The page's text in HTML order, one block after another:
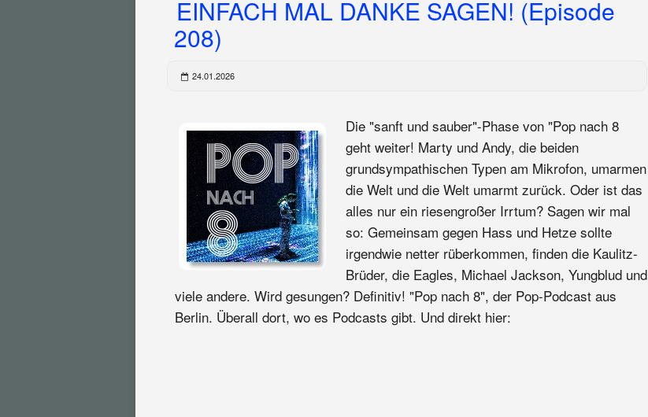
EINFACH MAL DANKE SAGEN! (Episode
208)
24.01.2026
Die "sanft und sauber"-Phase von "Pop nach 8
geht weiter! Marty und Andy, die beiden
grundsympathischen Typen am Mikrofon, umarmen
die Welt und die Welt umarmt zurück. Oder ist das
alles nur ein riesengroßer Irrtum? Sagen wir mal
so: Gemeinsam gegen Hass und Hetze sollte
irgendwie netter rüberkommen, finden die Kaulitz-
Brüder, die Eagles, Michael Jackson, Yungblud und
viele andere. Wird gesungen? Definitiv! "Pop nach 8", der Pop-Podcast aus
Berlin. Überall dort, wo es Podcasts gibt. Und direkt hier: